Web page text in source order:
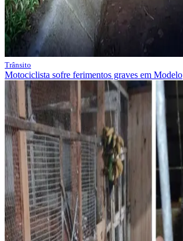
Trânsito
Motociclista sofre ferimentos graves em Modelo